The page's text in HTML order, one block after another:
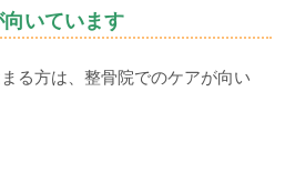
いています
る方は、整骨院でのケアが向い